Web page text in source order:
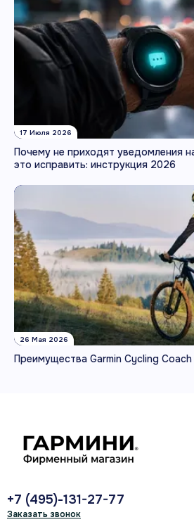
17 Июля 2026
Почему не приходят уведомления
это исправить: инструкция 2026
26 Мая 2026
Преимущества Garmin Cycling Coach
+7 (495)-131-27-77
Заказать звонок